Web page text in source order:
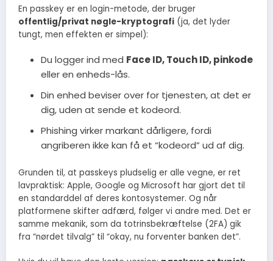
En passkey er en login-metode, der bruger
offentlig/privat nøgle-kryptografi (ja, det lyder
tungt, men effekten er simpel):
Du logger ind med Face ID, Touch ID, pinkode
eller en enheds-lås.
Din enhed beviser over for tjenesten, at det er
dig, uden at sende et kodeord.
Phishing virker markant dårligere, fordi
angriberen ikke kan få et “kodeord” ud af dig.
Grunden til, at passkeys pludselig er alle vegne, er ret
lavpraktisk: Apple, Google og Microsoft har gjort det til
en standarddel af deres kontosystemer. Og når
platformene skifter adfærd, følger vi andre med. Det er
samme mekanik, som da totrinsbekræftelse (2FA) gik
fra “nørdet tilvalg” til “okay, nu forventer banken det”.